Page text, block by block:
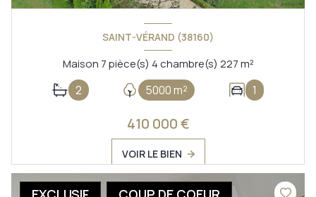
SAINT-VÉRAND (38160)
Maison 7 pièce(s) 4 chambre(s) 227 m²
2 5000 m² 1
410 000 €
VOIR LE BIEN